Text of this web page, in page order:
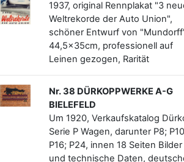
1937, original Rennplakat "3
Weltrekorde der Auto Union",
schöner Entwurf von
44,5x35cm, professionell auf
Leinen gezogen, Rarität
Nr. 38 DÜRKOPPWERKE A-G
BIELEFELD
Um 1920, Verkaufskatalog
Serie P Wagen, darunter P8;
P16; P24, innen 18 Seiten Bilder
und technische Daten,